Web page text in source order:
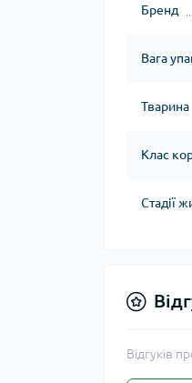
Бренд
Вага
Тварина
Клас
Стадії
Відгуків